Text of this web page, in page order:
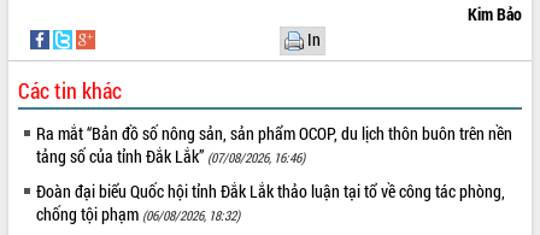
Kim Bảo
In
Các tin khác
Ra mắt “Bản đồ số nông sản, sản phẩm OCOP, du lịch thôn buôn trên nền
tảng số của tỉnh Đắk Lắk” (07/08/2026, 16:46)
Đoàn đại biểu Quốc hội tỉnh Đắk Lắk thảo luận tại tổ về công tác phòng,
chống tội phạm (06/08/2026, 18:32)